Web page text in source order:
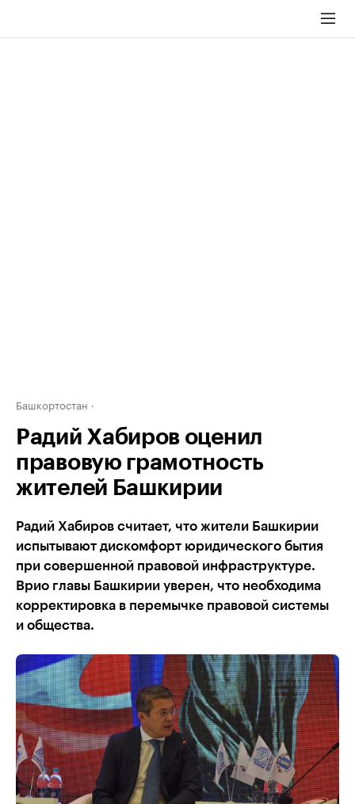
Башкортостан
Радий Хабиров оценил
правовую грамотность
жителей Башкирии
Радий Хабиров считает, что жители Башкирии
испытывают дискомфорт юридического бытия
при совершенной правовой инфраструктуре.
Врио главы Башкирии уверен, что необходима
корректировка в перемычке правовой системы
и общества.